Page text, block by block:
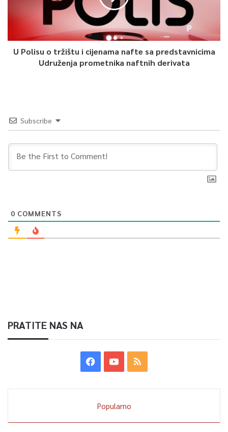
U Polisu o tržištu i cijenama nafte sa predstavnicima
Udruženja prometnika naftnih derivata
Subscribe
0 COMMENTS
PRATITE NAS NA
Popularno